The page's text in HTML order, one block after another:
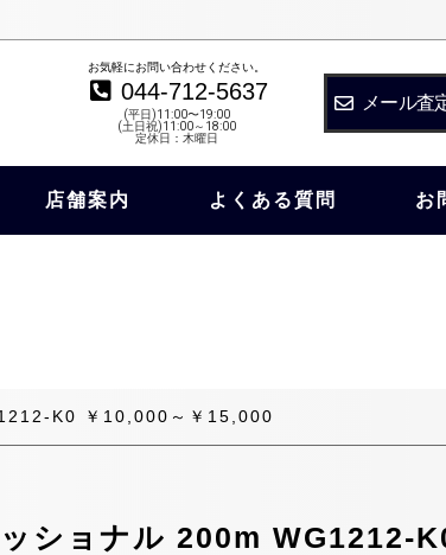
お気軽にお問い合わせください。
044-712-5637
(平日)11:00〜19:00
(土日祝)11:00～18:00
定休日：木曜日
メール査
店舗案内 よくある質問 お
K0 ￥10,000～￥15,000
ショナル 200m WG1212-